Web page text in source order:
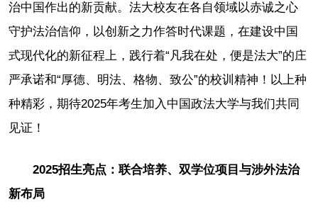
治中国作出的新贡献。法大校友在各自领域以赤诚之心
守护法治信仰，以创新之力作答时代课题，在建设中国
式现代化的新征程上，践行着“凡我在处，便是法大”的庄
严承诺和“厚德、明法、格物、致公”的校训精神！以上种
种精彩，期待2025年考生加入中国政法大学与我们共同
见证！
2025招生亮点：联合培养、双学位项目与涉外法治
新布局